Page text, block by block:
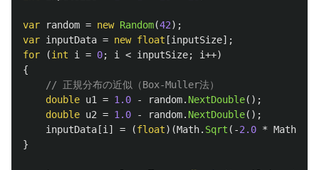
var random = new Random(42);
var inputData = new float [inputSize];
for
(int i = 0; i < inputSize; i++)
{
// 正規分布の近似（Box-Muller法）
double u1 = 1.0 - random. NextDouble();
double u2 = 1.0 - random. NextDouble();
inputData [i ] = (float)(Math. Sqrt (-2.0 * Math
}